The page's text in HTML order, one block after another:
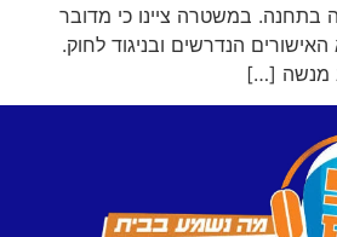
בתחנה. במשטרה ציינו כי מדובר
הנדרשים ובניגוד לחוק.
מנשה […]